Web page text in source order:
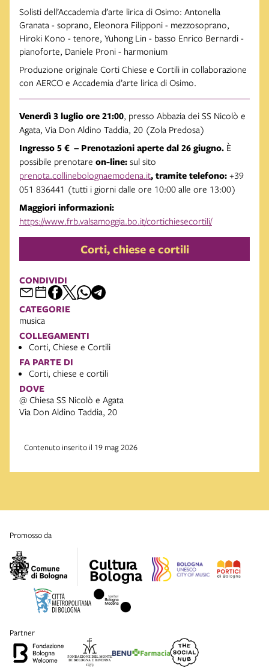
Solisti dell’Accademia d’arte lirica di Osimo: Antonella
Granata - soprano, Eleonora Filipponi - mezzosoprano,
Hiroki Kono - tenore, Yuhong Lin - basso Enrico Bernardi -
pianoforte, Daniele Proni - harmonium
Produzione originale Corti Chiese e Cortili in collaborazione
con AERCO e Accademia d’arte lirica di Osimo.
Venerdì 3 luglio ore 21:00, presso Abbazia dei SS Nicolò e
Agata, Via Don Aldino Taddia, 20 (Zola Predosa)
Ingresso 5 € – Prenotazioni aperte dal 26 giugno. È
possibile prenotare on-line: sul sito
prenota.collinebolognaemodena.it, tramite telefono: +39
051 836441 (tutti i giorni dalle ore 10:00 alle ore 13:00)
Maggiori informazioni:
https://www.frb.valsamoggia.bo.it/cortichiesecortili/
Corti, chiese e cortili
CONDIVIDI
CATEGORIE
musica
COLLEGAMENTI
Corti, Chiese e Cortili
FA PARTE DI
Corti, chiese e cortili
DOVE
@ Chiesa SS Nicolò e Agata
Via Don Aldino Taddia, 20
Contenuto inserito il 19 mag 2026
promosso da
partner